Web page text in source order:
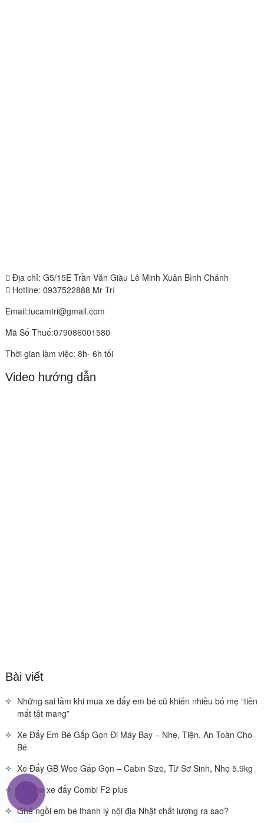
Địa chỉ: G5/15E Trần Văn Giàu Lê Minh Xuân Bình Chánh
Hotline: 0937522888 Mr Trí
Email:tucamtri@gmail.com
Mã Số Thuế:079086001580
Thời gian làm việc: 8h- 6h tối
Video hướng dẫn
Bài viết
Những sai lầm khi mua xe đẩy em bé cũ khiến nhiều bố mẹ “tiền
mất tật mang”
Xe Đẩy Em Bé Gấp Gọn Đi Máy Bay – Nhẹ, Tiện, An Toàn Cho
Bé
Xe Đẩy GB Wee Gấp Gọn – Cabin Size, Từ Sơ Sinh, Nhẹ 5.9kg
Review xe đẩy Combi F2 plus
Ghế ngồi em bé thanh lý nội địa Nhật chất lượng ra sao?